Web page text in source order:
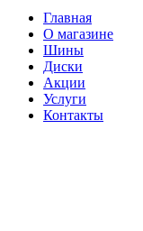
Главная
О магазине
Шины
Диски
Акции
Услуги
Контакты